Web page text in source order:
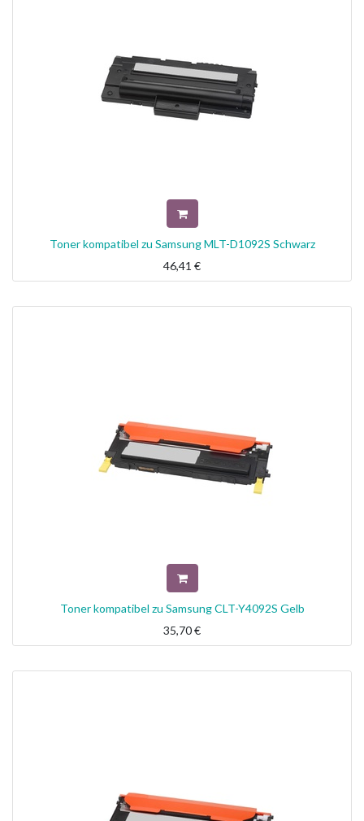
Toner kompatibel zu Samsung MLT-D1092S Schwarz
46,41 €
Toner kompatibel zu Samsung CLT-Y4092S Gelb
35,70€